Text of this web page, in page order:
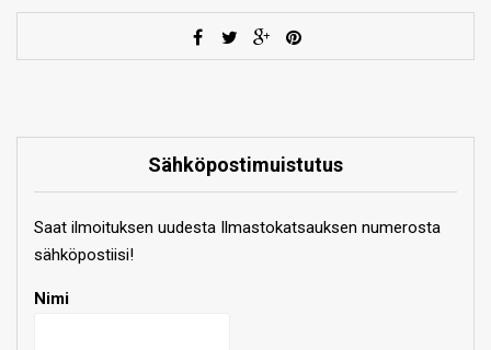
Sähköpostimuistutus
Saat ilmoituksen uudesta Ilmastokatsauksen numerosta
sähköpostiisi!
Nimi